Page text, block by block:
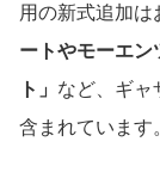
用の新式追加は
ートやモーエン
ト」 など、ギャ
含まれています